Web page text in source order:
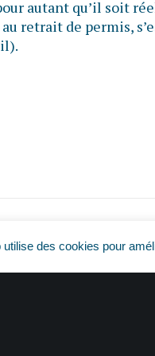
autant qu’il soit
retrait de permis,
Plus de permis = plus de travail ?
utilise des cookies pour